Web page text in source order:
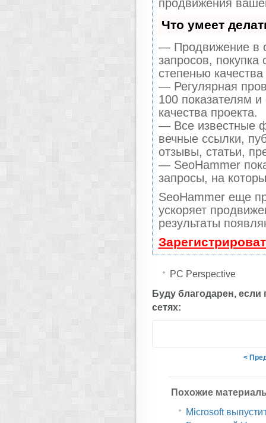
продвижения
Что умеет
— Продвижение в
запросов,
степенью
— Регулярная
100 показателям
качества проекта.
— Все известные
вечные ссылки,
отзывы, статьи,
— SeoHammer
запросы, на
SeoHammer еще
ускоряет
результаты
PC Perspective
Буду благодарен, если
сетях:
<
Похожие
Microsoft